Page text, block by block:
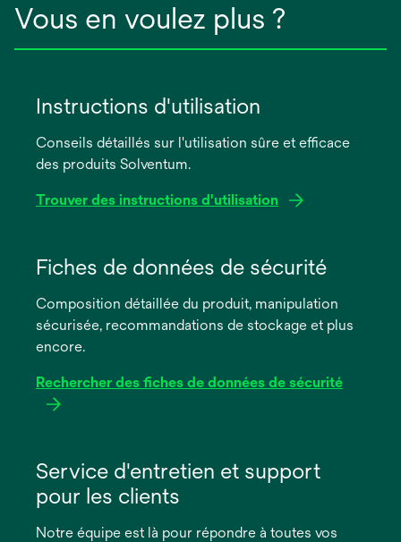
Vous en voulez plus ?
Instructions d'utilisation
Conseils détaillés sur l'utilisation sûre et efficace
des produits Solventum.
Trouver des instructions d'utilisation
dans
nouvel
onglet
Fiches de données de sécurité
Composition détaillée du produit, manipulation
sécurisée, recommandations de stockage et plus
encore.
Rechercher des fiches de données de sécurité
dans
nouvel
onglet
Service d'entretien et support
pour les clients
Notre équipe est là pour répondre à toutes vos